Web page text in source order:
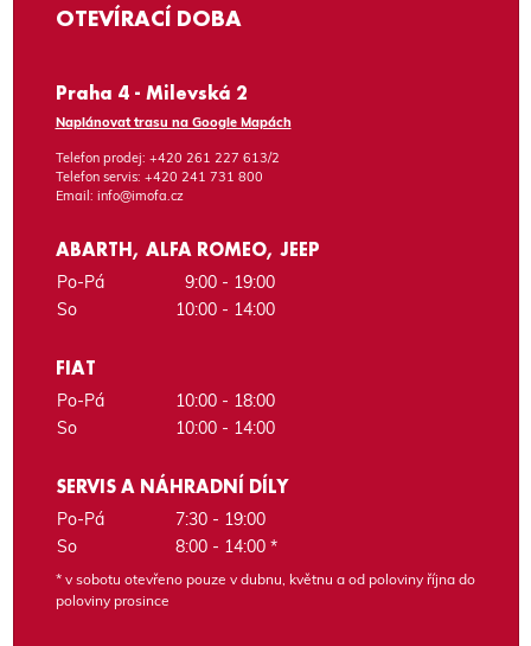
OTEVÍRACÍ DOBA
Praha 4 - Milevská 2
Naplánovat trasu na Google Mapách
Telefon prodej: +420 261 227 613/2
Telefon servis: +420 241 731 800
Email: info@imofa.cz
ABARTH, ALFA ROMEO, JEEP
Po-Pá
9:00 - 19:00
So
10:00 - 14:00
FIAT
Po-Pá
10:00 - 18:00
So
10:00 - 14:00
SERVIS A NÁHRADNÍ DÍLY
Po-Pá
7:30 - 19:00
So
8:00 - 14:00 *
* v sobotu otevřeno pouze v dubnu, květnu a od poloviny října do
poloviny prosince